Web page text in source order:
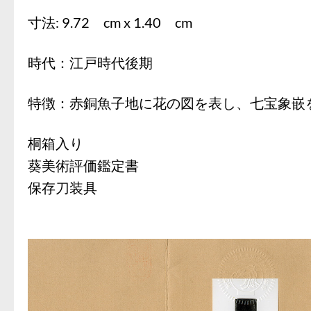
寸法: 9.72 cm x 1.40 cm
時代：江戸時代後期
特徴：赤銅魚子地に花の図を表し、七宝象嵌
桐箱入り
葵美術評価鑑定書
保存刀装具